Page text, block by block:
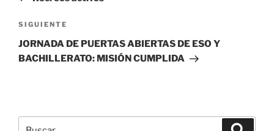
entradas
Siguiente
entrada
SIGUIENTE
JORNADA DE PUERTAS ABIERTAS DE ESO Y
BACHILLERATO: MISIÓN CUMPLIDA